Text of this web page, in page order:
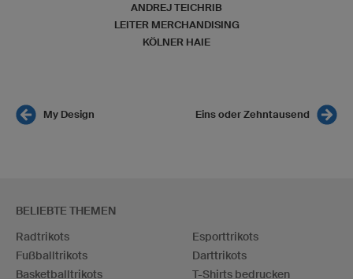
ANDREJ TEICHRIB
LEITER MERCHANDISING
KÖLNER HAIE
My Design Eins oder Zehntausend
BELIEBTE THEMEN
Radtrikots
Fußballtrikots
Basketballtrikots
Esporttrikots
Darttrikots
T-Shirts bedrucken